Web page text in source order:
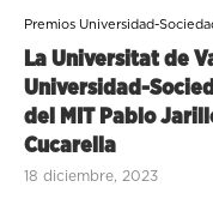
Premios Universidad-
La Universitat de
Universidad-
del MIT Pablo
Cucarella
18 diciembre, 2023